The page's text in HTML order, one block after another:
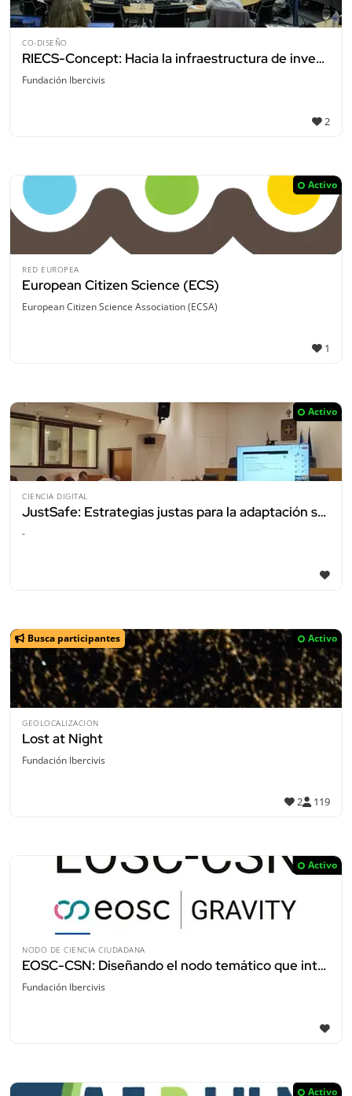
CO-DISEÑO
RIECS-Concept: Hacia la infraestructura de investigación paneuropea para la ciencia ciudadana excelente
Fundación Ibercivis
2
Activo
RED EUROPEA
European Citizen Science (ECS)
European Citizen Science Association (ECSA)
1
Activo
CIENCIA DIGITAL
JustSafe: Estrategias justas para la adaptación social al cambio climático
-
Activo
Busca participantes
GEOLOCALIZACION
Lost at Night
Fundación Ibercivis
2 119
Activo
NODO DE CIENCIA CIUDADANA
EOSC-CSN: Diseñando el nodo temático que integra la ciencia ciudadana en la EOSC Federation.
Fundación Ibercivis
Activo